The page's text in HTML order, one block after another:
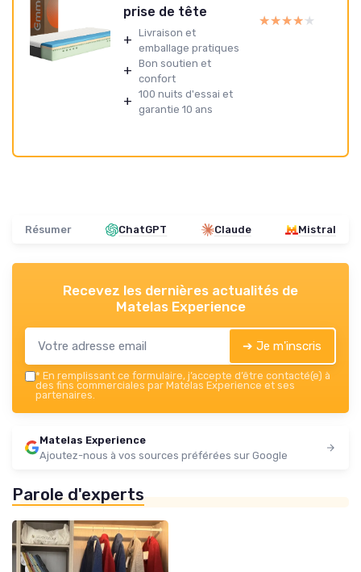
prise de tête
+ Livraison et
emballage pratiques
+ Bon soutien et
confort
+ 100 nuits d'essai et
garantie 10 ans
★★★★★
★★★★★
Résumer ChatGPT Claude Mistral
Recevez les dernières actualités de
Matelas Experience
➔ Je m'inscris
* En remplissant ce formulaire, j’accepte d’être contacté(e) à
des fins commerciales par Matelas Experience et ses
partenaires.
Matelas Experience
Ajoutez-nous à vos sources préférées sur Google
Parole d'experts